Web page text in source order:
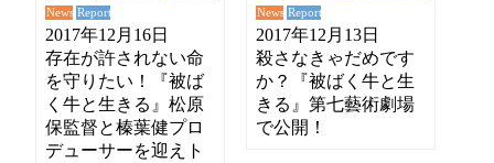
News Report
2017年12月16日
存在が許されない命
を守りたい！『被ば
く牛と生きる』松原
保監督と榛葉健プロ
デューサーを迎えト
News Report
2017年12月13日
殺さなきゃだめです
か？『被ばく牛と生
きる』第七藝術劇場
で公開！